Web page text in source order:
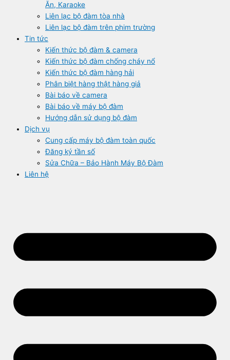
Ăn, Karaoke
Liên lạc bộ đàm tòa nhà
Liên lạc bộ đàm trên phim trường
Tin tức
Kiến thức bộ đàm & camera
Kiến thức bộ đàm chống cháy nổ
Kiến thức bộ đàm hàng hải
Phân biệt hàng thật hàng giả
Bài báo về camera
Bài báo về máy bộ đàm
Hướng dẫn sử dụng bộ đàm
Dịch vụ
Cung cấp máy bộ đàm toàn quốc
Đăng ký tần số
Sửa Chữa – Bảo Hành Máy Bộ Đàm
Liên hệ